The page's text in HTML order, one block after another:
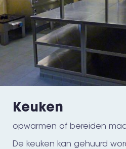
Keuken
opwarmen of bereiden
De keuken kan gehuurd